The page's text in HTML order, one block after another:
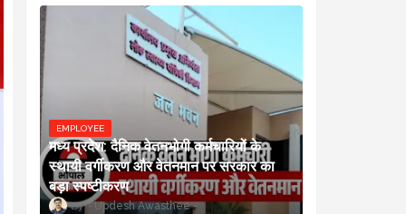
EMPLOYEE
मध्य प्रदेश: दैनिक वेतनभोगी कर्मचारियों के
स्थायी वर्गीकरण और वेतनमान पर सरकार का
बड़ा स्पष्टीकरण
Updesh Awasthee